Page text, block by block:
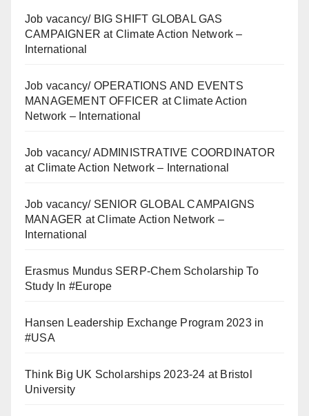
Job vacancy/ BIG SHIFT GLOBAL GAS
CAMPAIGNER at Climate Action Network –
International
Job vacancy/ OPERATIONS AND EVENTS
MANAGEMENT OFFICER at Climate Action
Network – International
Job vacancy/ ADMINISTRATIVE COORDINATOR
at Climate Action Network – International
Job vacancy/ SENIOR GLOBAL CAMPAIGNS
MANAGER at Climate Action Network –
International
Erasmus Mundus SERP-Chem Scholarship To
Study In #Europe
Hansen Leadership Exchange Program 2023 in
#USA
Think Big UK Scholarships 2023-24 at Bristol
University